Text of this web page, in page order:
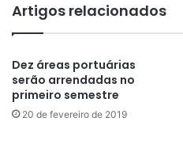
Artigos relacionados
Dez áreas portuárias
serão arrendadas no
primeiro semestre
20 de fevereiro de 2019